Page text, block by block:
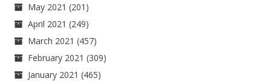
May 2021 (201)
April 2021 (249)
March 2021 (457)
February 2021 (309)
January 2021 (465)